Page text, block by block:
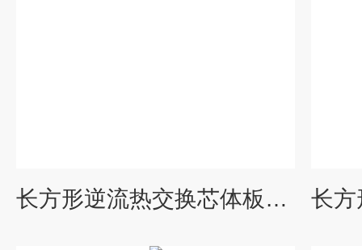
长方形逆流热交换芯体板式空气预热器